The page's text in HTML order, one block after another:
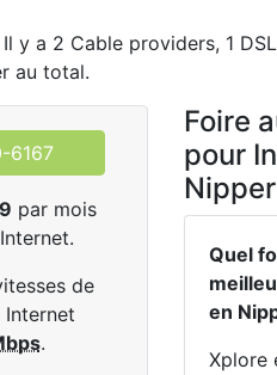
y a 2 Cable providers, 1
au total.
6167
par mois
de
.
Foire
pour
Quel
en
Xplore